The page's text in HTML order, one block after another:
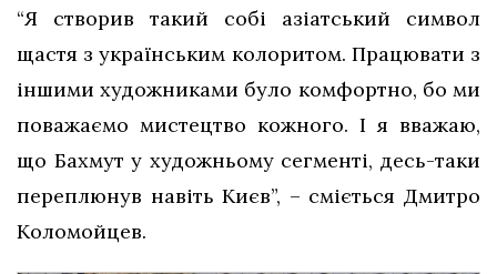
“Я створив такий собі азіатський символ
щастя з українським колоритом. Працювати з
іншими художниками було комфортно, бо ми
поважаємо мистецтво кожного. І я вважаю,
що Бахмут у художньому сегменті, десь-таки
переплюнув навіть Києв”, – сміється Дмитро
Коломойцев.